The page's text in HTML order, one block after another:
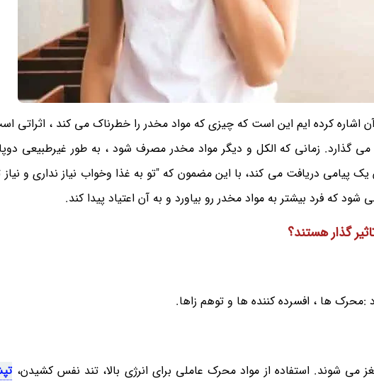
اشاره کرده ایم این است که چیزی که مواد مخدر را خطرناک می کند ، اثراتی
گذارد. زمانی که الکل و دیگر مواد مخدر مصرف شود ، به طور غیرطبیعی
پیامی دریافت می کند، با این مضمون که "تو به غذا وخواب نیاز نداری و نیاز
که فرد بیشتر به مواد مخدر رو بیاورد و به آن اعتیاد پیدا کند.
گذار هستند؟
ها ، افسرده کننده ها و توهم زاها.
شوند. استفاده از مواد محرک عاملی برای انرژی بالا، تند نفس کشیدن،